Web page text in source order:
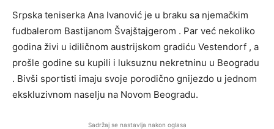
Srpska teniserka Ana Ivanović je u braku sa njemačkim
fudbalerom Bastijanom Švajštajgerom . Par već nekoliko
godina živi u idiličnom austrijskom gradiću Vestendorf , a
prošle godine su kupili i luksuznu nekretninu u Beogradu
. Bivši sportisti imaju svoje porodično gnijezdo u jednom
ekskluzivnom naselju na Novom Beogradu.
Sadržaj se nastavlja nakon oglasa